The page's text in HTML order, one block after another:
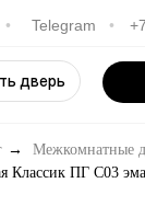
•
Telegram
•
дверь
→ Межкомнатные
Классик ПГ С03